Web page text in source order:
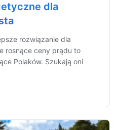
dla
rozwiązanie dla
rosnące ceny prądu to
Polaków. Szukają oni